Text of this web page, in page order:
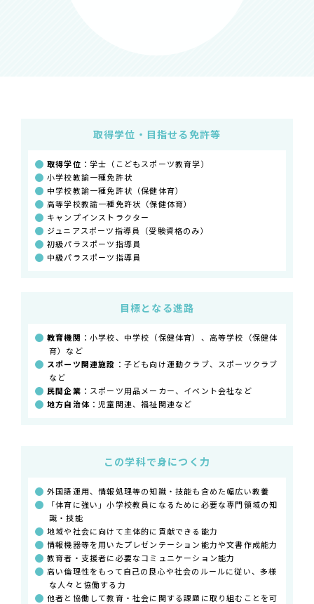
取得学位・目指せる免許等
取得学位 ：学士（こどもスポーツ教育学）
小学校教諭一種免許状
中学校教諭一種免許状（保健体育）
高等学校教諭一種免許状（保健体育）
キャンプインストラクター
ジュニアスポーツ指導員（受験資格のみ）
初級パラスポーツ指導員
中級パラスポーツ指導員
目標となる進路
教育機関 ：小学校、中学校（保健体育）、高等学校（保健体
育）など
スポーツ関連施設 ：子ども向け運動クラブ、スポーツクラブ
など
民間企業 ：スポーツ用品メーカー、イベント会社など
地方自治体 ：児童関連、福祉関連など
この学科で身につく力
外国語運用、情報処理等の知識・技能も含めた幅広い教養
「体育に強い」小学校教員になるために必要な専門領域の知
識・技能
地域や社会に向けて主体的に貢献できる能力
情報機器等を用いたプレゼンテーション能力や文書作成能力
教育者・支援者に必要なコミュニケーション能力
高い倫理性をもって自己の良心や社会のルールに従い、多様
な人々と協働する力
他者と協働して教育・社会に関する課題に取り組むことを可